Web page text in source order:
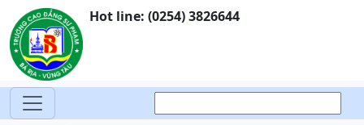
Hot line: (0254) 3826644